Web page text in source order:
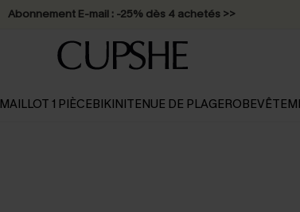
* Livraison éclair 2-3 jours ouvrés >>
MAILLOT 1 PIÈCEBIKINITENUE DE PLAGEROBE